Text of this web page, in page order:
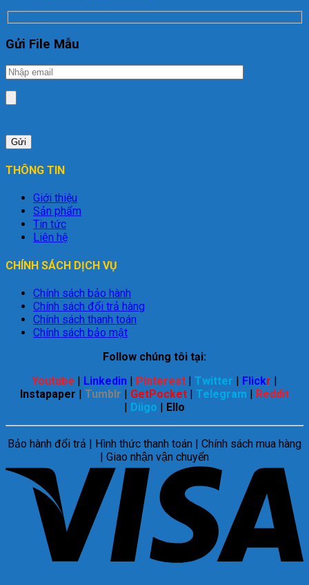
Gửi File Mẫu
THÔNG TIN
Giới thiệu
Sản phẩm
Tin tức
Liên hệ
CHÍNH SÁCH DỊCH VỤ
Chính sách bảo hành
Chính sách đổi trả hàng
Chính sách thanh toán
Chính sách bảo mật
Follow chúng tôi tại:
Youtube | Linkedin | Pinterest | Twitter | Flickr |
Instapaper | Tumblr | GetPocket | Telegram | Reddit
| Diigo | Ello
Bảo hành đổi trả | Hình thức thanh toán | Chính sách mua hàng
| Giao nhận vận chuyển